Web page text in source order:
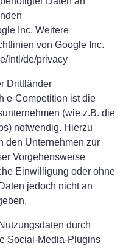
Inc. Weitere
von Google Inc.
intl/de/privacy
Drittländer
e-Competition ist die
(wie z.B. die
notwendig. Hierzu
den Unternehmen zur
Vorgehensweise
Einwilligung oder ohne
jedoch nicht an
durch
Social-Media-Plugins